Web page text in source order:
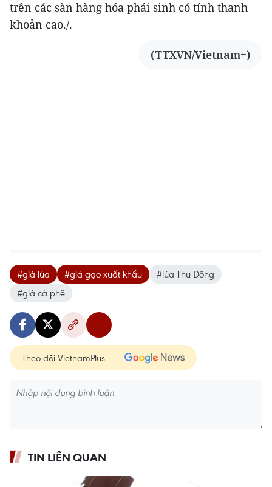
trên các sàn hàng hóa phái sinh có tính thanh
khoản cao./.
(TTXVN/Vietnam+)
#giá lúa #giá gạo xuất khẩu
#lúa Thu Đông
#giá cà phê
Theo dõi VietnamPlus
TIN LIÊN QUAN